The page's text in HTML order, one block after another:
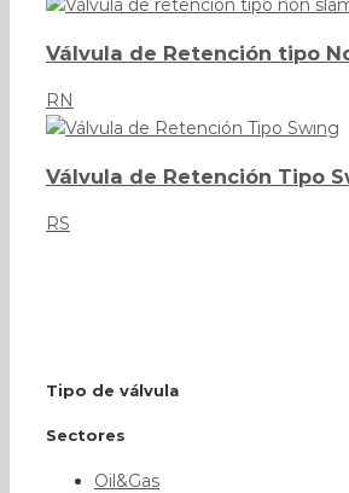
Válvula de Retención tipo
RN
Válvula de Retención Tipo
RS
Tipo de válvula
Sectores
Oil&Gas